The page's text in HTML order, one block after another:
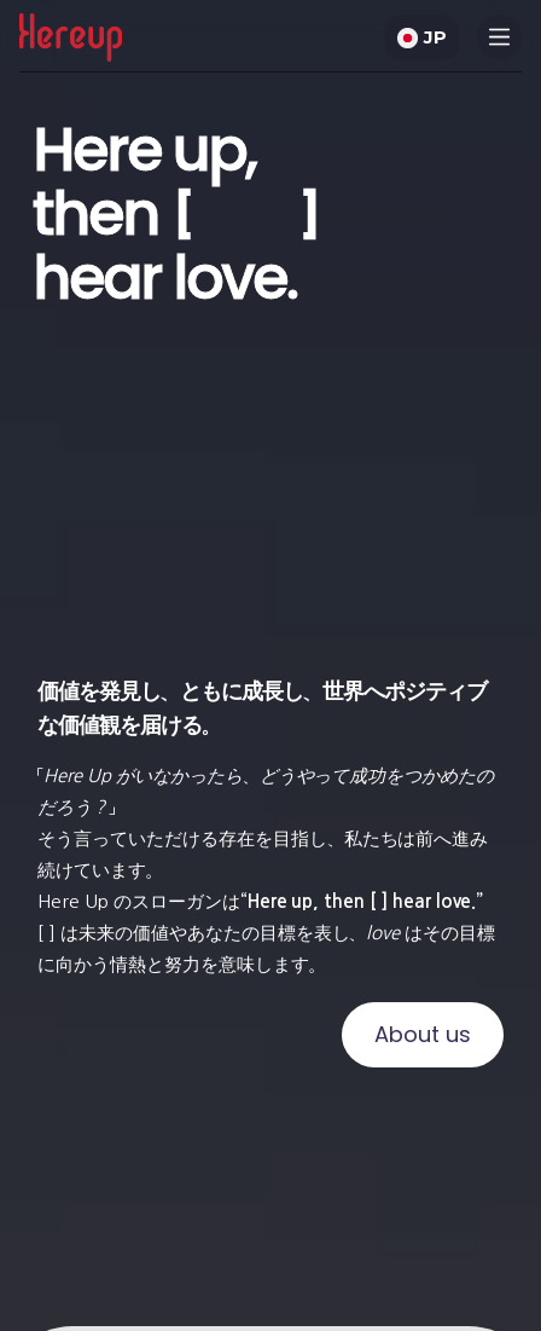
JP
Here up,
then [ ]
hear love.
価値を発見し、ともに成長し、世界へポジティブ
な価値観を届ける。
「 Here Up がいなかったら、どうやって成功をつかめたの
だろう？ 」
そう言っていただける存在を目指し、私たちは前へ進み
続けています。
Here Up のスローガンは“Here up, then [ ] hear love.”
[ ] は未来の価値やあなたの目標を表し、 loveはその目標
に向かう情熱と努力を意味します。
About us